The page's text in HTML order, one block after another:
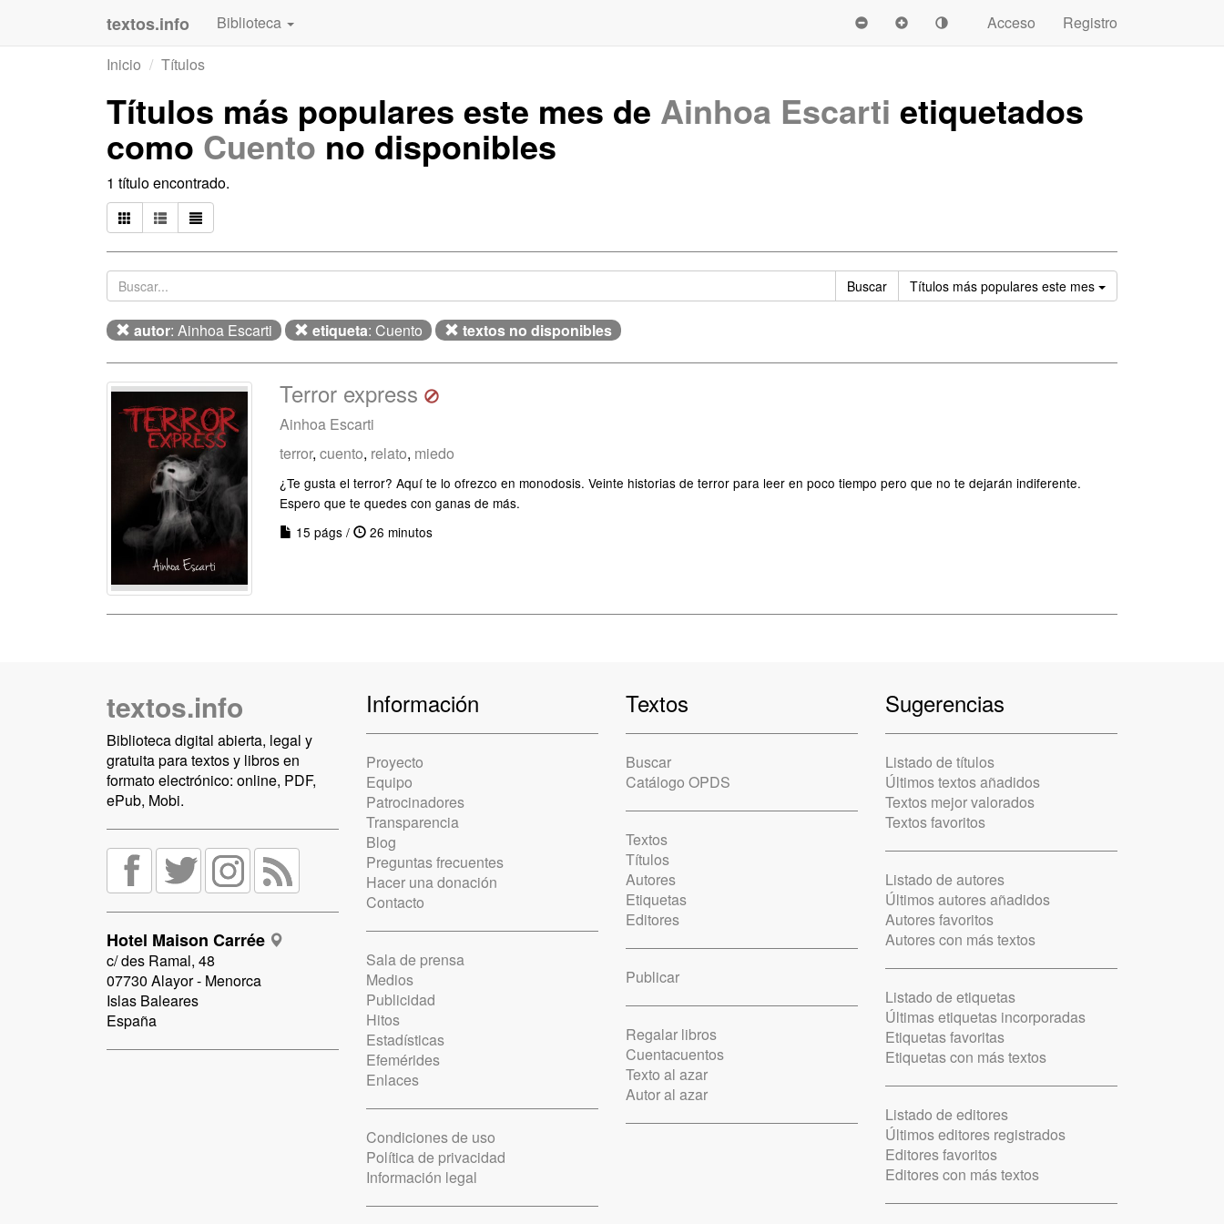
textos.info Biblioteca Acceso
Registro
Inicio
Títulos
Títulos más populares este mes de Ainhoa Escarti etiquetados
como Cuento no disponibles
1 título encontrado.
Buscar Títulos más populares este mes Ordenar
autor: Ainhoa Escarti etiqueta: Cuento textos no disponibles
Terror express
Ainhoa Escarti
terror, cuento, relato, miedo
¿Te gusta el terror? Aquí te lo ofrezco en monodosis. Veinte historias de terror para leer en poco tiempo pero que no te dejarán indiferente.
Espero que te quedes con ganas de más.
15 págs /
26 minutos
textos.info
Biblioteca digital abierta, legal y
gratuita para textos y libros en
formato electrónico: online, PDF,
ePub, Mobi.
Hotel Maison Carrée
c/ des Ramal, 48
07730 Alayor - Menorca
Islas Baleares
España
Información
Proyecto
Equipo
Patrocinadores
Transparencia
Blog
Preguntas frecuentes
Hacer una donación
Contacto
Sala de prensa
Medios
Publicidad
Hitos
Estadísticas
Efemérides
Enlaces
Condiciones de uso
Política de privacidad
Información legal
Textos
Buscar
Catálogo OPDS
Textos
Títulos
Autores
Etiquetas
Editores
Publicar
Regalar libros
Cuentacuentos
Texto al azar
Autor al azar
Sugerencias
Listado de títulos
Últimos textos añadidos
Textos mejor valorados
Textos favoritos
Listado de autores
Últimos autores añadidos
Autores favoritos
Autores con más textos
Listado de etiquetas
Últimas etiquetas incorporadas
Etiquetas favoritas
Etiquetas con más textos
Listado de editores
Últimos editores registrados
Editores favoritos
Editores con más textos